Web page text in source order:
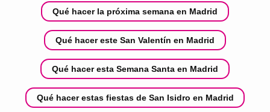
Qué hacer la próxima semana en Madrid
Qué hacer este San Valentín en Madrid
Qué hacer esta Semana Santa en Madrid
Qué hacer estas fiestas de San Isidro en Madrid